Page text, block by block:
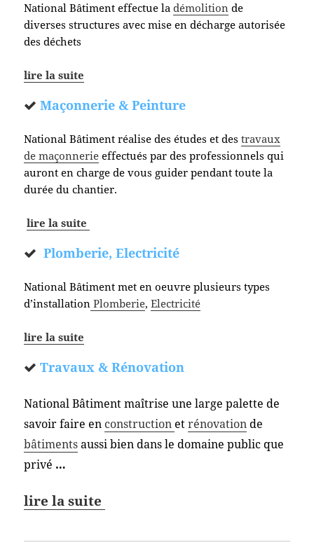
National Bâtiment effectue ladémolition de
diverses structures avec mise en décharge autorisée
des déchets
lire la suite
Maçonnerie & Peinture
National Bâtiment réalise des études et destravaux
de maçonnerie effectués par des professionnels qui
auront en charge de vous guider pendant toute la
durée du chantier.
lire la suite
Plomberie, Electricité
National Bâtiment met en oeuvre plusieurs types
d’installation Plomberie,Electricité
lire la suite
Travaux & Rénovation
National Bâtiment maîtrise une large palette de
savoir faire en construction etrénovationde
bâtimentsaussi bien dans le domaine public que
privé …
lire la suite